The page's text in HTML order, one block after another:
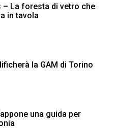
– La foresta di vetro che
in tavola
la GAM di Torino
una guida per